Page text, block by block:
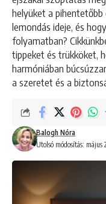
helyüket a pihentetőbb
lemondás ideje, és
folyamatban?
tippeket és trükköket,
harmóniában
a szeretet és a
Utolsó módosítás: május
Balogh Nóra